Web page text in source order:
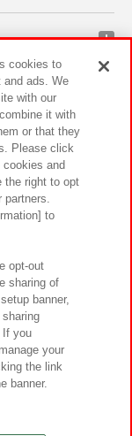
トポリシー
ィ方針と検証結果
問・お問い合わせ
cookies to
and ads. We
with our
it with
or that they
Please click
and
the right to opt
partners.
to
opt-out
sharing of
banner,
If you
your
the link
banner.